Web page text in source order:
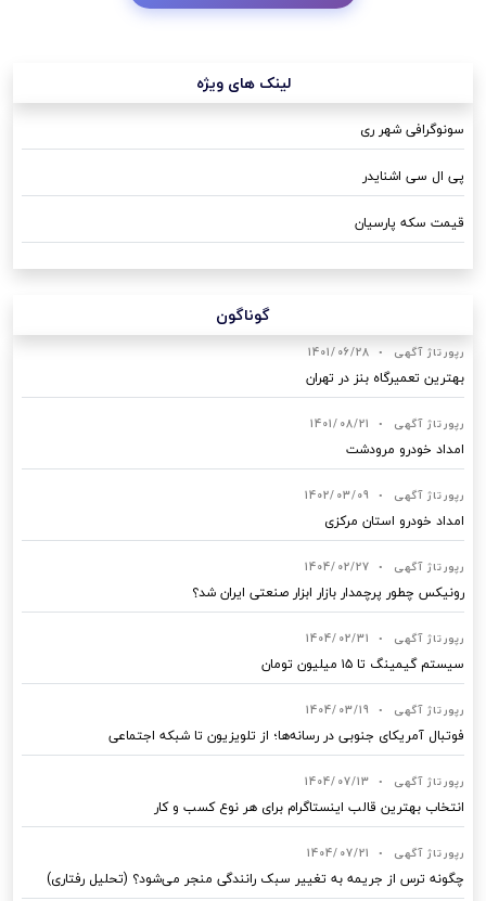
لینک های ویژه
سونوگرافی شهر ری
پی ال سی اشنایدر
قیمت سکه پارسیان
گوناگون
رپورتاژ آگهی •
1401/06/28
بهترین تعمیرگاه بنز در تهران
رپورتاژ آگهی •
1401/08/21
امداد خودرو مرودشت
رپورتاژ آگهی •
1402/03/09
امداد خودرو استان مرکزی
رپورتاژ آگهی •
1404/02/27
رونیکس چطور پرچمدار بازار ابزار صنعتی ایران شد؟
رپورتاژ آگهی •
1404/02/31
سیستم گیمینگ تا ۱۵ میلیون تومان
رپورتاژ آگهی •
1404/03/19
فوتبال آمریکای جنوبی در رسانه‌ها؛ از تلویزیون تا شبکه اجتماعی
رپورتاژ آگهی •
1404/07/13
انتخاب بهترین قالب‌ اینستاگرام برای هر نوع کسب‌ و کار
رپورتاژ آگهی •
1404/07/21
چگونه ترس از جریمه به تغییر سبک رانندگی منجر می‌شود؟ (تحلیل رفتاری)